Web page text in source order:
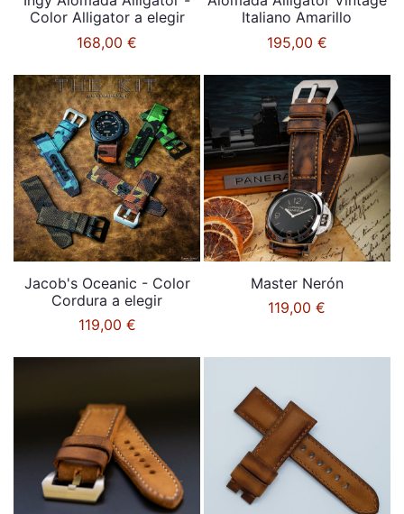
Color Alligator a elegir
168,00 €
Italiano Amarillo
195,00 €
Jacob's Oceanic - Color
Cordura a elegir
119,00 €
Master Nerón
119,00 €